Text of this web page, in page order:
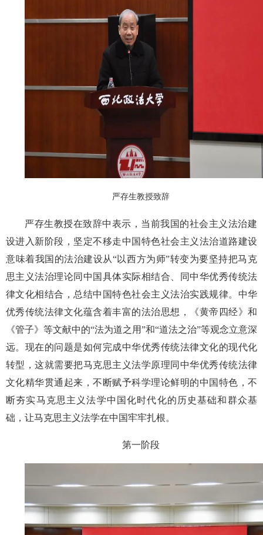
严存生教授致辞
严存生教授在致辞中表示，当前我国的社会主义法治建
设进入新阶段，坚定不移走中国特色社会主义法治道路建设
意味着我国的法治建设从“以西方为师”转变为要坚持把马克
思主义法治理论同中国具体实际相结合、同中华优秀传统法
律文化相结合，总结中国特色社会主义法治实践规律。中华
优秀传统法律文化蕴含着丰富的法治思想，《黄帝四经》和
《管子》等文献中的“法为道之用”和“道法之治”等观念立意深
远。现在的问题是如何完成中华优秀传统法律文化的现代化
转型，这就需要把马克思主义法学原理同中华优秀传统法律
文化精华贯通起来，不断赋予科学理论鲜明的中国特色，不
断夯实马克思主义法学中国化时代化的历史基础和群众基
础，让马克思主义法学在中国牢牢扎根。
第一阶段